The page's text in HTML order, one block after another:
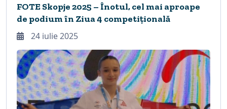
FOTE Skopje 2025 – Înotul, cel mai aproape
de podium în Ziua 4 competițională
24 iulie 2025